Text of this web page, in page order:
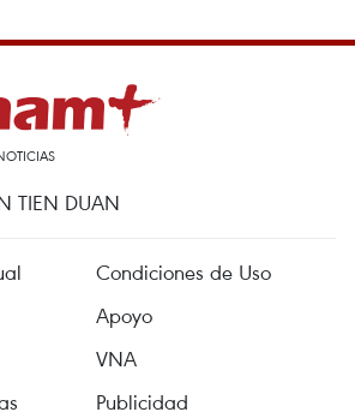
TIEN DUAN
Condiciones de Uso
Apoyo
VNA
Publicidad